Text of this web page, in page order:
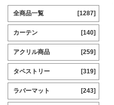
全商品一覧 [1287]
カーテン [140]
アクリル商品 [259]
タペストリー [319]
ラバーマット [243]